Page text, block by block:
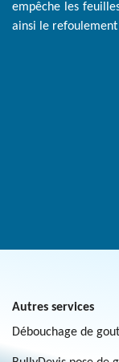
empêche les
ainsi le refoulement
Autres services
Débouchage de